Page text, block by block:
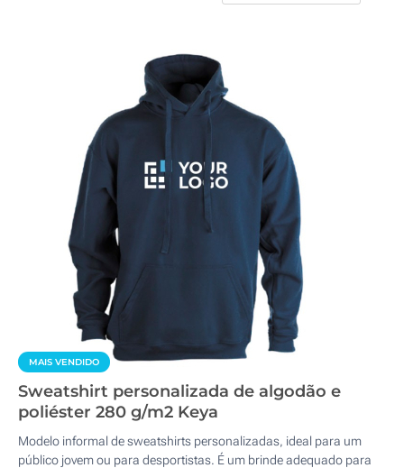
MAIS VENDIDO
Sweatshirt personalizada de algodão e
poliéster 280 g/m2 Keya
Modelo informal de sweatshirts personalizadas, ideal para um
público jovem ou para desportistas. É um brinde adequado para